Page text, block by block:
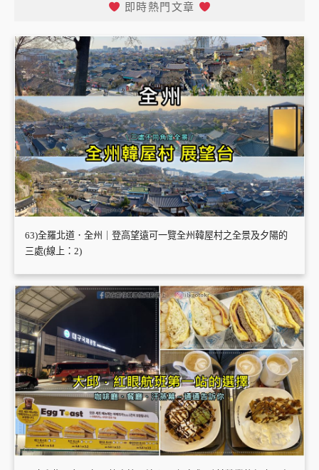
即時熱門文章
63)全羅北道．全州｜登高望遠可一覽全州韓屋村之全景及夕陽的
三處(線上：2)